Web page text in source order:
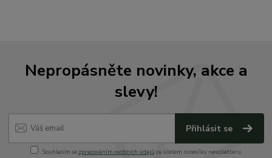
Nepropásněte novinky, akce a
slevy!
Přihlásit se
Souhlasím se zpracováním osobních údajůza účelem rozesílky newsletteru.